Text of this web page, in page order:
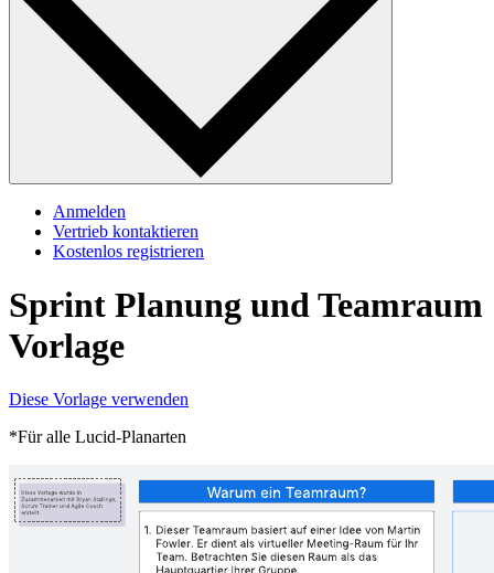
Anmelden
Vertrieb kontaktieren
Kostenlos registrieren
Sprint Planung und Teamraum
Vorlage
Diese Vorlage verwenden
*Für alle Lucid-Planarten